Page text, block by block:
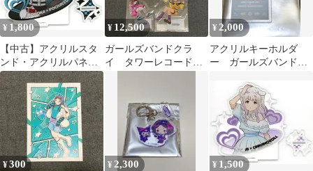
POP-UP SHOP」
¥ 1,800
【中古】アクリルスタ
ンド・アクリルパネル
02.河原木桃香×ポチャ
ッコ(コラボイラスト)
アクリルスタンド 「ガ
ールズバンドクライ×サ
ンリオキャラクターズ
POP-UP SHOP」
¥ 12,500
ガールズバンドクラ
イ タワーレコード
¥ 2,000
アクリルキーホルダ
ー ガールズバンドク
オ マイメロ
¥300 ¥2,300 ¥ 1,500